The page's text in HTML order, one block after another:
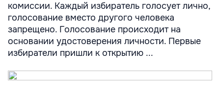
комиссии. Каждый избиратель голосует лично,
голосование вместо другого человека
запрещено. Голосование происходит на
основании удостоверения личности. Первые
избиратели пришли к открытию ...